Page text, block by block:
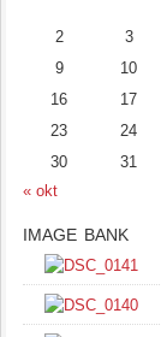
2
3
9
10
16
17
23
24
30
31
« okt
IMAGE BANK